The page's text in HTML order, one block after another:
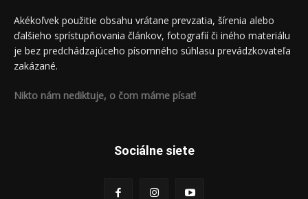
Akékoľvek použitie obsahu vrátane prevzatia, šírenia alebo
ďalšieho sprístupňovania článkov, fotografií či iného materiálu
je bez predchádzajúceho písomného súhlasu prevádzkovateľa
zakázané.
Nikto nám nediktuje, o čom máme písať!
Sociálne siete